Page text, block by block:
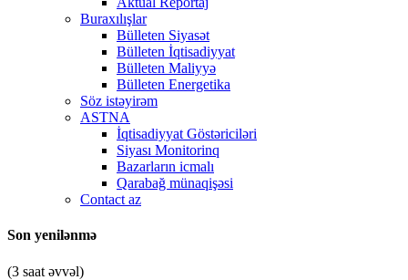
Buraxılışlar
Bülleten Siyasət
Bülleten İqtisadiyyat
Bülleten Maliyyə
Bülleten Energetika
Söz istəyirəm
ASTNA
İqtisadiyyat Göstəriciləri
Siyası Monitorinq
Bazarların icmalı
Qarabağ münaqişəsi
Contact az
Son yenilənmə
(3 saat əvvəl)